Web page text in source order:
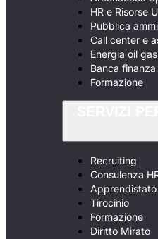
HR e Risorse
Pubblica
Call center e
Energia oil
Banca
Formazione
Recruiting
Consulenza
Apprendistato
Tirocinio
Formazione
Diritto Mirato